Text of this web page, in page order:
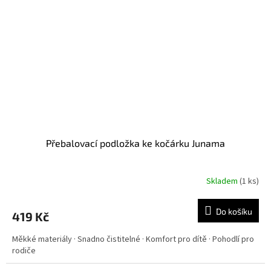
Přebalovací podložka ke kočárku Junama
Skladem (1 ks)
419 Kč Do košíku
Měkké materiály · Snadno čistitelné · Komfort pro dítě · Pohodlí pro
rodiče